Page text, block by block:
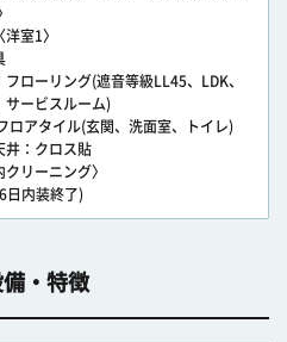
室1〉
リング(遮音等級LL45、LDK、
サービスルーム)
ル(玄関、洗面室、トイレ)
クロス貼
ーニング〉
日内装終了)
・特徴